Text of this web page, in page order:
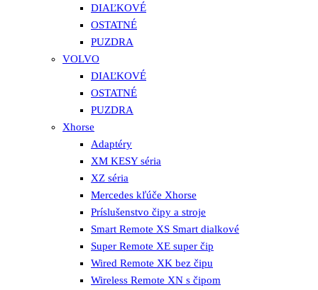
DIAĽKOVÉ
OSTATNÉ
PUZDRA
VOLVO
DIAĽKOVÉ
OSTATNÉ
PUZDRA
Xhorse
Adaptéry
XM KESY séria
XZ séria
Mercedes kľúče Xhorse
Príslušenstvo čipy a stroje
Smart Remote XS Smart dialkové
Super Remote XE super čip
Wired Remote XK bez čipu
Wireless Remote XN s čipom